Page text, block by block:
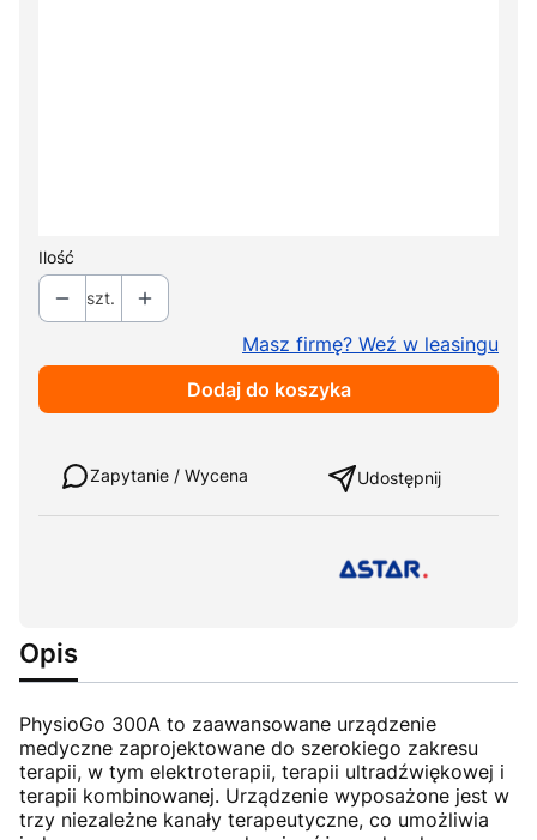
Ilość
szt.
Masz firmę? Weź w leasingu
Dodaj do koszyka
Zapytanie / Wycena Udostępnij
Opis
PhysioGo 300A to zaawansowane urządzenie
medyczne zaprojektowane do szerokiego zakresu
terapii, w tym elektroterapii, terapii ultradźwiękowej i
terapii kombinowanej. Urządzenie wyposażone jest w
trzy niezależne kanały terapeutyczne, co umożliwia